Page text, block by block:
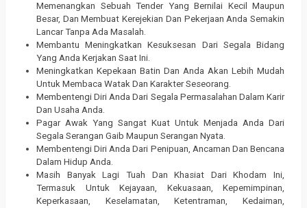
Memenangkan Sebuah Tender Yang Bernilai Kecil Maupun
Besar, Dan Membuat Kerejekian Dan Pekerjaan Anda Semakin
Lancar Tanpa Ada Masalah.
Membantu Meningkatkan Kesuksesan Dari Segala Bidang
Yang Anda Kerjakan Saat Ini.
Meningkatkan Kepekaan Batin Dan Anda Akan Lebih Mudah
Untuk Membaca Watak Dan Karakter Seseorang.
Membentengi Diri Anda Dari Segala Permasalahan Dalam Karir
Dan Usaha Anda.
Pagar Awak Yang Sangat Kuat Untuk Menjada Anda Dari
Segala Serangan Gaib Maupun Serangan Nyata.
Membentengi Diri Anda Dari Penipuan, Ancaman Dan Bencana
Dalam Hidup Anda.
Masih Banyak Lagi Tuah Dan Khasiat Dari Khodam Ini,
Termasuk Untuk Kejayaan, Kekuasaan, Kepemimpinan,
Keperkasaan, Keselamatan, Ketentraman, Kedaiman,